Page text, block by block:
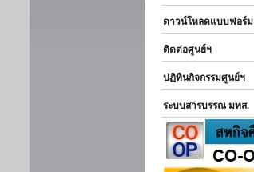
ดาวน์โหลดแบบฟอร์ม
ติดต่อศูนย์ฯ
ปฏิทินกิจกรรมศูนย์ฯ
ระบบสารบรรณ มทส.